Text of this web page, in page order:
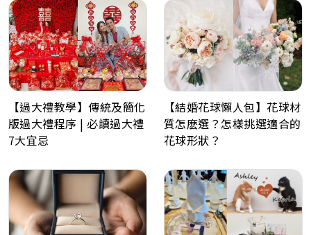
【過大禮教學】傳統及簡化
版過大禮程序 | 必讀過大禮
7大宜忌
【結婚花球懶人包】花球材
質怎麽選？怎樣挑選適合的
花球形狀？